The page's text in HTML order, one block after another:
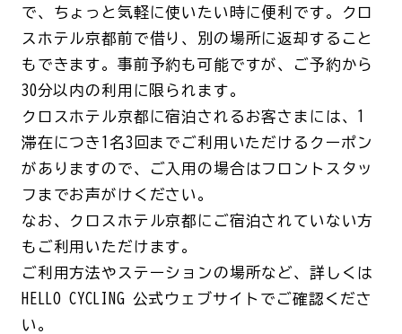
で、ちょっと気軽に使いたい時に便利です。クロ
スホテル京都前で借り、別の場所に返却すること
もできます。事前予約も可能ですが、ご予約から
30分以内の利用に限られます。
クロスホテル京都に宿泊されるお客さまには、1
滞在につき1名3回までご利用いただけるクーポン
がありますので、ご入用の場合はフロントスタッ
フまでお声がけください。
なお、クロスホテル京都にご宿泊されていない方
もご利用いただけます。
ご利用方法やステーションの場所など、詳しくは
HELLO CYCLING 公式ウェブサイトでご確認くださ
い。